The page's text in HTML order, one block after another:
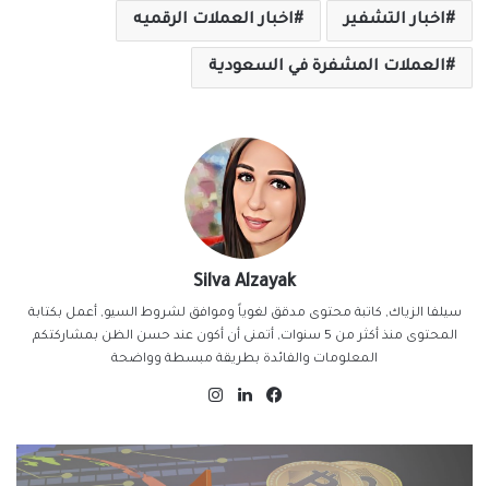
اخبار التشفير اخبار العملات الرقميه
العملات المشفرة في السعودية
Silva Alzayak
سيلفا الزياك, كاتبة محتوى مدقق لغوياً وموافق لشروط السيو, أعمل بكتابة
المحتوى منذ أكثر من 5 سنوات, أتمنى أن أكون عند حسن الظن بمشاركتكم
المعلومات والفائدة بطريقة مبسطة وواضحة
فيسبوكلينكدإن